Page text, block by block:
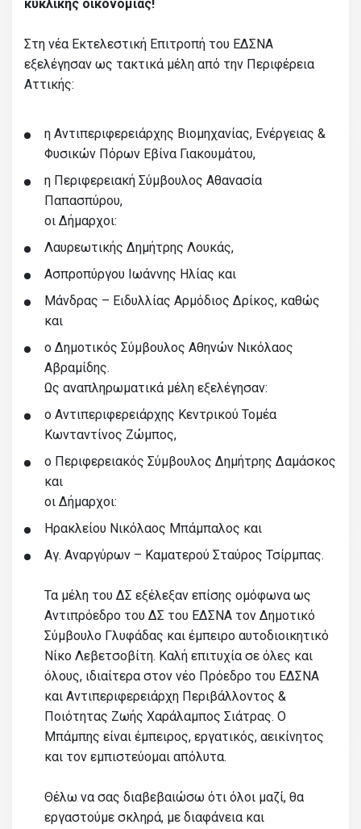
κυκλικής οικονομίας!
Στη νέα Εκτελεστική Επιτροπή του ΕΔΣΝΑ
εξελέγησαν ως τακτικά μέλη από την Περιφέρεια
Αττικής:
η Αντιπεριφερειάρχης Βιομηχανίας, Ενέργειας &
Φυσικών Πόρων Εβίνα Γιακουμάτου,
η Περιφερειακή Σύμβουλος Αθανασία
Παπασπύρου,
οι Δήμαρχοι:
Λαυρεωτικής Δημήτρης Λουκάς,
Ασπροπύργου Ιωάννης Ηλίας και
Μάνδρας – Ειδυλλίας Αρμόδιος Δρίκος, καθώς
και
ο Δημοτικός Σύμβουλος Αθηνών Νικόλαος
Αβραμίδης.
Ως αναπληρωματικά μέλη εξελέγησαν:
ο Αντιπεριφερειάρχης Κεντρικού Τομέα
Κωνταντίνος Ζώμπος,
ο Περιφερειακός Σύμβουλος Δημήτρης Δαμάσκος
και
οι Δήμαρχοι:
Ηρακλείου Νικόλαος Μπάμπαλος και
Αγ. Αναργύρων – Καματερού Σταύρος Τσίρμπας.
Τα μέλη του ΔΣ εξέλεξαν επίσης ομόφωνα ως
Αντιπρόεδρο του ΔΣ του ΕΔΣΝΑ τον Δημοτικό
Σύμβουλο Γλυφάδας και έμπειρο αυτοδιοικητικό
Νίκο Λεβετσοβίτη. Καλή επιτυχία σε όλες και
όλους, ιδιαίτερα στον νέο Πρόεδρο του ΕΔΣΝΑ
και Αντιπεριφερειάρχη Περιβάλλοντος &
Ποιότητας Ζωής Χαράλαμπος Σιάτρας. Ο
Μπάμπης είναι έμπειρος, εργατικός, αεικίνητος
και τον εμπιστεύομαι απόλυτα.
Θέλω να σας διαβεβαιώσω ότι όλοι μαζί, θα
εργαστούμε σκληρά, με διαφάνεια και